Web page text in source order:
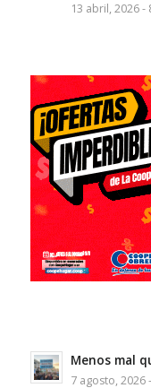
13 abril, 2026 -
Menos mal
7 agosto, 2026